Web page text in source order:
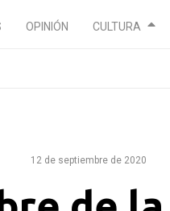
OPINIÓN CULTURA
12 de septiembre de 2020